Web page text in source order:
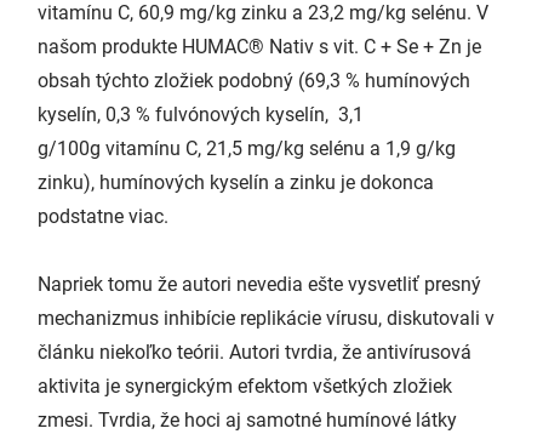
vitamínu C, 60,9 mg/kg zinku a 23,2 mg/kg selénu. V
našom produkte HUMAC® Nativ s vit. C + Se + Zn je
obsah týchto zložiek podobný (69,3 % humínových
kyselín, 0,3 % fulvónových kyselín, 3,1
g/100g vitamínu C, 21,5 mg/kg selénu a 1,9 g/kg
zinku), humínových kyselín a zinku je dokonca
podstatne viac.
Napriek tomu že autori nevedia ešte vysvetliť presný
mechanizmus inhibície replikácie vírusu, diskutovali v
článku niekoľko teórii. Autori tvrdia, že antivírusová
aktivita je synergickým efektom všetkých zložiek
zmesi. Tvrdia, že hoci aj samotné humínové látky